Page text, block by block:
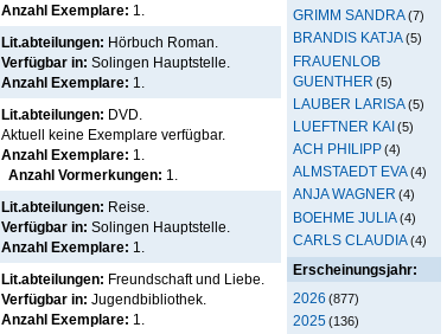
GRIMM SANDRA(7)
BRANDIS KATJA(5)
FRAUENLOB
GUENTHER (5)
LAUBER LARISA(5)
LUEFTNER KAI(5)
ACH PHILIPP(4)
ALMSTAEDT EVA(4)
ANJA WAGNER (4)
BOEHME JULIA (4)
CARLS CLAUDIA(4)
Erscheinungsjahr:
2026 (877)
2025(136)
Anzahl Exemplare: 1.
Lit.abteilungen: Hörbuch Roman.
Verfügbar in: Solingen Hauptstelle
Anzahl Exemplare: 1.
Lit.abteilungen: DVD.
Aktuell keine Exemplare verfügbar.
Anzahl Exemplare: 1.
Anzahl Vormerkungen: 1.
Lit.abteilungen: Reise.
Verfügbar in: Solingen Hauptstelle
Anzahl Exemplare: 1.
Lit.abteilungen: Freundschaft und Liebe.
Verfügbar in: Jugendbibliothek
Anzahl Exemplare: 1.